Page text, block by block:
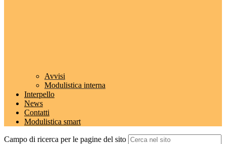
Avvisi
Modulistica interna
Interpello
News
Contatti
Modulistica smart
Campo di ricerca per le pagine del sito